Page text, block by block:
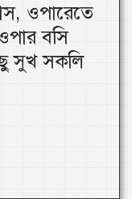
ওপারেতে
বসি
সুখ সকলি